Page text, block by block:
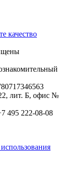
лит. Б, офис №
495 222-08-08